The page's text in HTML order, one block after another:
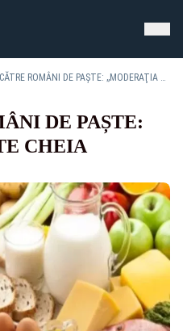
INSP, CĂTRE ROMÂNI DE PAȘTE: „MODERAŢIA ESTE CHEIA SĂNĂTĂŢII”
DE PAȘTE:
CHEIA